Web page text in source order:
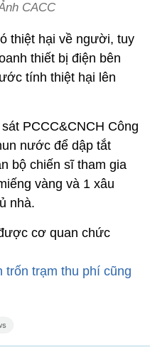
CACC
thiệt hại về người, tuy
thiết bị điện bên
tính thiệt hại lên
PCCC&CNCH Công
nước để dập tắt
bộ chiến sĩ tham gia
vàng và 1 xâu
nhà.
cơ quan chức
trốn trạm thu phí cũng